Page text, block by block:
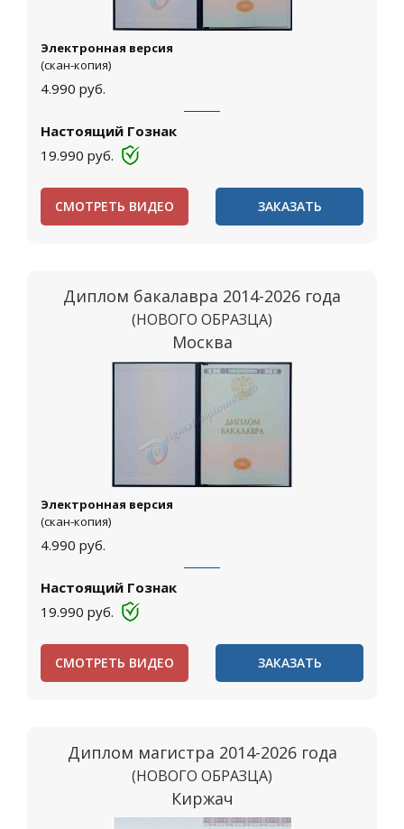
Электронная версия
(скан-копия)
4.990 руб.
Настоящий Гознак
19.990 руб.
СМОТРЕТЬ ВИДЕО ЗАКАЗАТЬ
Диплом бакалавра 2014-2026 года
(НОВОГО ОБРАЗЦА)
Москва
Электронная версия
(скан-копия)
4.990 руб.
Настоящий Гознак
19.990 руб.
СМОТРЕТЬ ВИДЕО ЗАКАЗАТЬ
Диплом магистра 2014-2026 года
(НОВОГО ОБРАЗЦА)
Киржач